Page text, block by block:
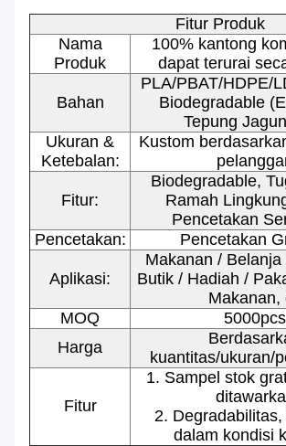
Fitur Produk
Nama
Produk
100% kantong
dapat terurai
Bahan
PLA/PBAT/HDPE/
Biodegradable
Tepung
Ukuran &
Ketebalan:
Kustom
Fitur:
Biodegradable,
Ramah
Pencetakan
Pencetakan:
Pencetakan
Aplikasi:
Makanan /
Butik / Hadiah /
Makanan,
MOQ
5000pcs
Harga
kuantitas/ukuran/
Fitur
1. Sampel stok
2.
dalam kondisi